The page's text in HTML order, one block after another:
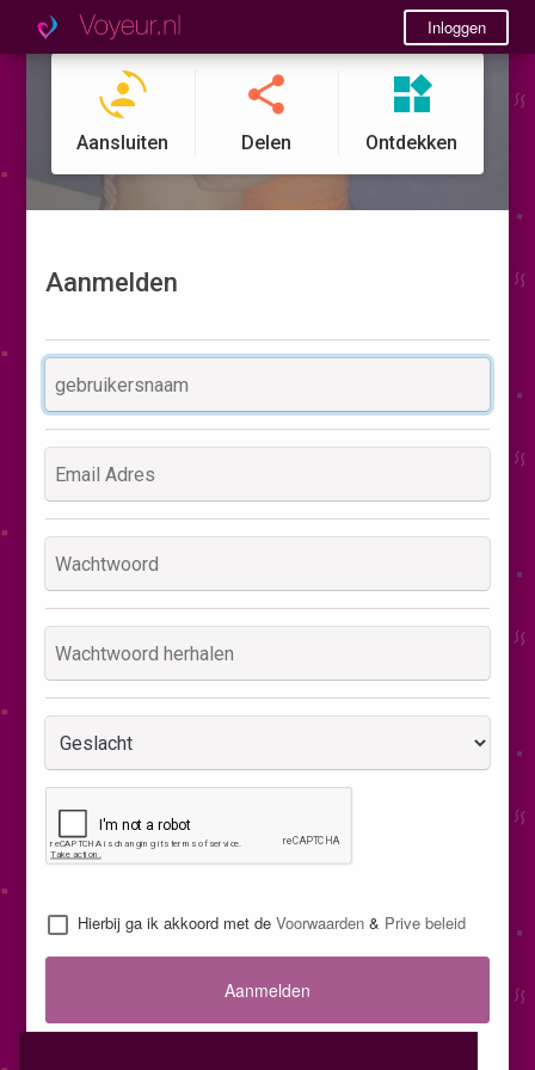
Inloggen
Aansluiten Delen Ontdekken
Aanmelden
Hierbij ga ik akkoord met deVoorwaarden & Prive beleid
Aanmelden